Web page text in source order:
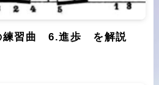
練習曲 6.進歩 を解説